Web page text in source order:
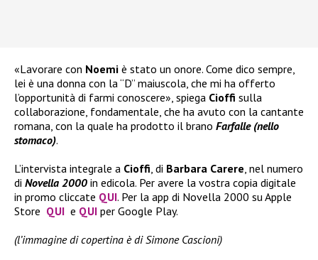
«Lavorare con Noemi è stato un onore. Come dico sempre,
lei è una donna con la “D” maiuscola, che mi ha offerto
l’opportunità di farmi conoscere», spiega Cioffi sulla
collaborazione, fondamentale, che ha avuto con la cantante
romana, con la quale ha prodotto il brano Farfalle (nello
stomaco).
L’intervista integrale a Cioffi , di Barbara Carere , nel numero
di Novella 2000 in edicola. Per avere la vostra copia digitale
in promo cliccate QUI. Per la app di Novella 2000 su Apple
Store QUI e QUI per Google Play.
(l’immagine di copertina è di Simone Cascioni)